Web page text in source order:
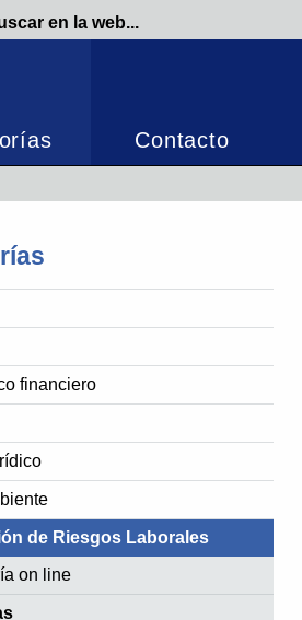
Contacto
financiero
de Riesgos Laborales
on line